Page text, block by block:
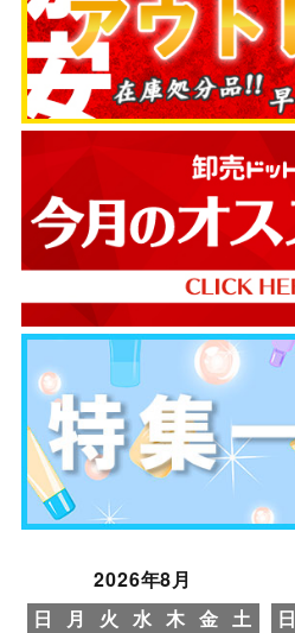
2026年8月
日
月 火 水 木 金 土
日